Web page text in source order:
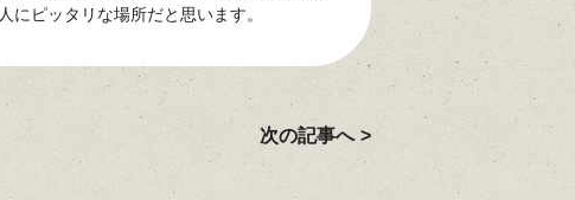
ピッタリな場所だと思います。
次の記事へ